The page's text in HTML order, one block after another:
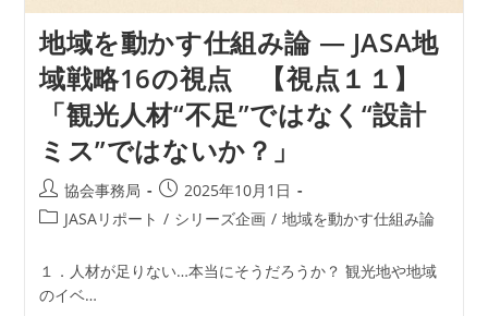
DX”を
変
え
る、
地
域
現
場
の
再
設
計」
地域を動かす仕組み論 ― JASA地
域戦略16の視点 【視点１１】
「観光人材“不足”ではなく“設計
ミス”ではないか？」
投
稿
協会事務局
投
稿
日:
2025年10月1日
投
カ
テ
JASAリポート / シリーズ企画 / 地域を動かす仕組み論
１．人材が足りない…本当にそうだろうか？ 観光地や地域
のイベ…